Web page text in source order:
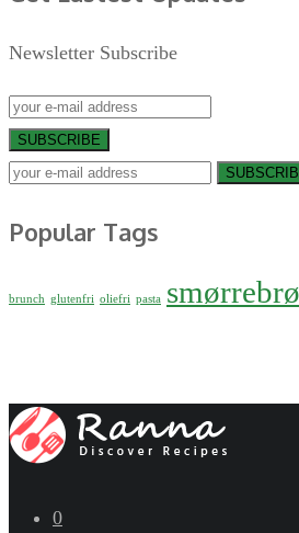
Newsletter Subscribe
SUBSCRIBE
Popular Tags
brunch glutenfri oliefri pasta
0